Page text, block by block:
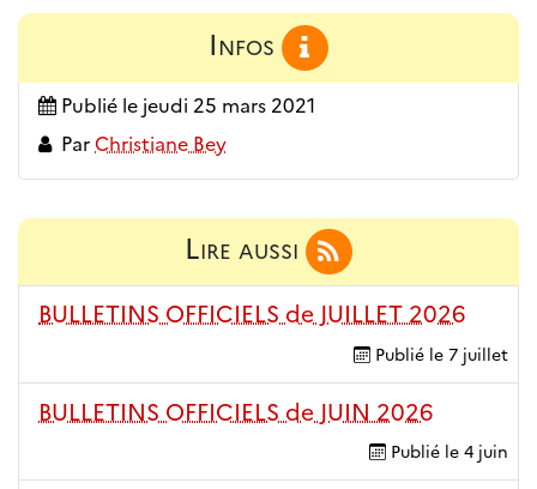
Infos
Publié le jeudi 25 mars 2021
Par Christiane Bey
Lire aussi
BULLETINS OFFICIELS de JUILLET 2026
Publié le 7 juillet
BULLETINS OFFICIELS de JUIN 2026
Publié le 4 juin